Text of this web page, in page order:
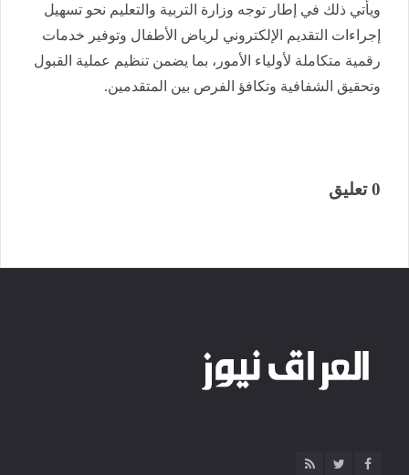
ويأتي ذلك في إطار توجه وزارة التربية والتعليم نحو تسهيل
إجراءات التقديم الإلكتروني لرياض الأطفال وتوفير خدمات
رقمية متكاملة لأولياء الأمور، بما يضمن تنظيم عملية القبول
وتحقيق الشفافية وتكافؤ الفرص بين المتقدمين.
0 تعليق